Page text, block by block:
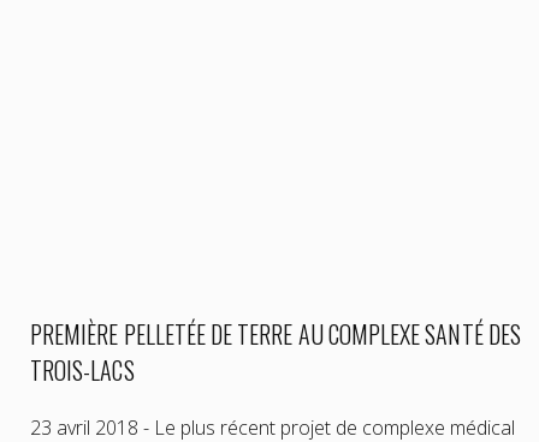
PREMIÈRE PELLETÉE DE TERRE AU COMPLEXE SANTÉ DES
TROIS-LACS
23 avril 2018 - Le plus récent projet de complexe médical